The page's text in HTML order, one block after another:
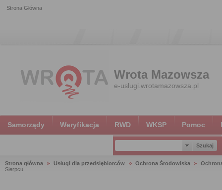
Strona Główna
Wrota Mazowsza
e-uslugi.wrotamazowsza.pl
Samorządy Weryfikacja RWD WKSP Pomoc
Strona główna Usługi dla przedsiębiorców Ochrona Środowiska
Sierpcu